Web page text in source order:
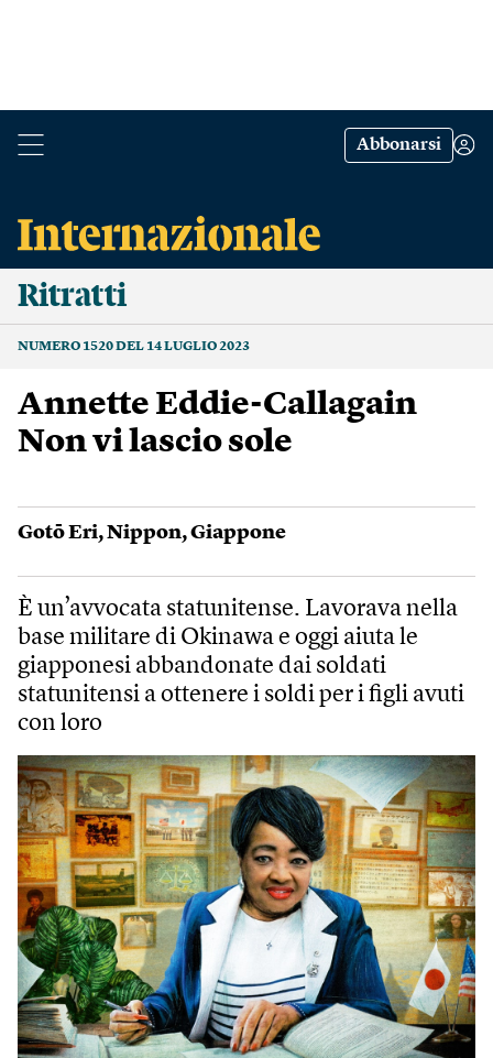
Abbonarsi
Ritratti
NUMERO 1520 DEL 14 LUGLIO 2023
Annette Eddie-Callagain
Non vi lascio sole
Gotō Eri,Nippon,Giappone
È un’avvocata statunitense. Lavorava nella
base militare di Okinawa e oggi aiuta le
giapponesi abbandonate dai soldati
statunitensi a ottenere i soldi per i figli avuti
con loro